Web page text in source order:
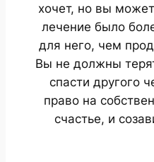
хочет, но вы
лечение было
для него, чем
Вы не должны
спасти другого
право на
счастье, и